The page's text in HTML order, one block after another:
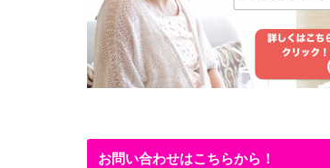
お問い合わせはこちらから！